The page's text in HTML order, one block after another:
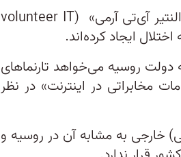
گروه «آنون» و دیگر گروه‌های هکری در کنار «والنتیر آی‌تی آرمی» (volunteer IT
دولت روسیه می‌خواهد تارنماهای
مخابراتی در اینترنت» در نظر
خارجی به مشابه آن در روسیه و